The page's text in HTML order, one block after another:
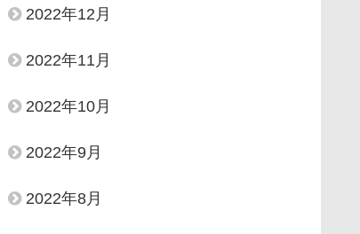
2022年12月
2022年11月
2022年10月
2022年9月
2022年8月